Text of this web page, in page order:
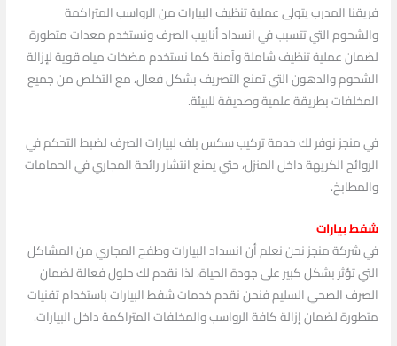
فريقنا المدرب يتولى عملية تنظيف البيارات من الرواسب المتراكمة
والشحوم التي تتسبب في انسداد أنابيب الصرف ونستخدم معدات متطورة
لضمان عملية تنظيف شاملة وآمنة كما نستخدم مضخات مياه قوية لإزالة
الشحوم والدهون التي تمنع التصريف بشكل فعال، مع التخلص من جميع
المخلفات بطريقة علمية وصديقة للبيئة.
في منجز نوفر لك خدمة تركيب سكس بلف لبيارات الصرف لضبط التحكم في
الروائح الكريهة داخل المنزل، حتي يمنع انتشار رائحة المجاري في الحمامات
والمطابخ.
شفط بيارات
في شركة منجز نحن نعلم أن انسداد البيارات وطفح المجاري من المشاكل
التي تؤثر بشكل كبير على جودة الحياة، لذا نقدم لك حلول فعالة لضمان
الصرف الصحي السليم فنحن نقدم خدمات شفط البيارات باستخدام تقنيات
متطورة لضمان إزالة كافة الرواسب والمخلفات المتراكمة داخل البيارات.